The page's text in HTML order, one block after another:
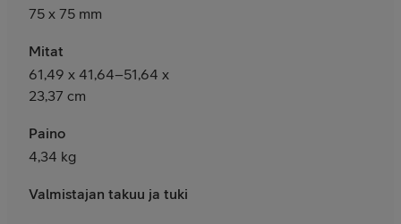
75 x 75 mm
Mitat
61,49 x 41,64–51,64 x
23,37 cm
Paino
4,34 kg
Valmistajan takuu ja tuki